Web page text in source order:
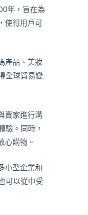
年，旨在為
使得用戶可
產品、美妝
全球貿易變
賣家進行溝
驗。同時，
購物。
小型企業和
可以從中受